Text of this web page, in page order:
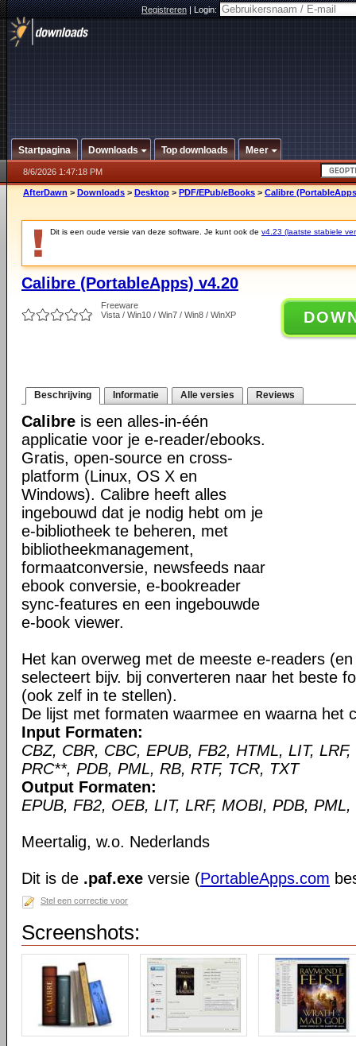
Registreren|Login:
Startpagina Downloads Top downloads Meer
8/6/2026 1:47:18 PM
AfterDawn > Downloads > Desktop > PDF/EPub/eBooks > Calibre
Dit is een oude versie van deze software. Je kunt ook de v4.23 (laatste stabiele
Calibre (PortableApps) v4.20
Freeware
Vista / Win10 / Win7 / Win8 / WinXP
Beschrijving Informatie Alle versies Reviews
Calibre is een alles-in-één
applicatie voor je e-reader/ebooks.
Gratis, open-source en cross-
platform (Linux, OS X en
Windows). Calibre heeft alles
ingebouwd dat je nodig hebt om je
e-bibliotheek te beheren, met
bibliotheekmanagement,
formaatconversie, newsfeeds naar
ebook conversie, e-bookreader
sync-features en een ingebouwde
e-book viewer.
Het kan overweg met de meeste e-readers
selecteert bijv. bij converteren naar het beste
(ook zelf in te stellen).
De lijst met formaten waarmee en waarna het
Input Formaten:
CBZ, CBR, CBC, EPUB, FB2, HTML, LIT,
PRC**, PDB, PML, RB, RTF, TCR, TXT
Output Formaten:
EPUB, FB2, OEB, LIT, LRF, MOBI, PDB,
Meertalig, w.o. Nederlands
Dit is de .paf.exe versie (PortableApps.com
Stel een correctie voor
Screenshots: